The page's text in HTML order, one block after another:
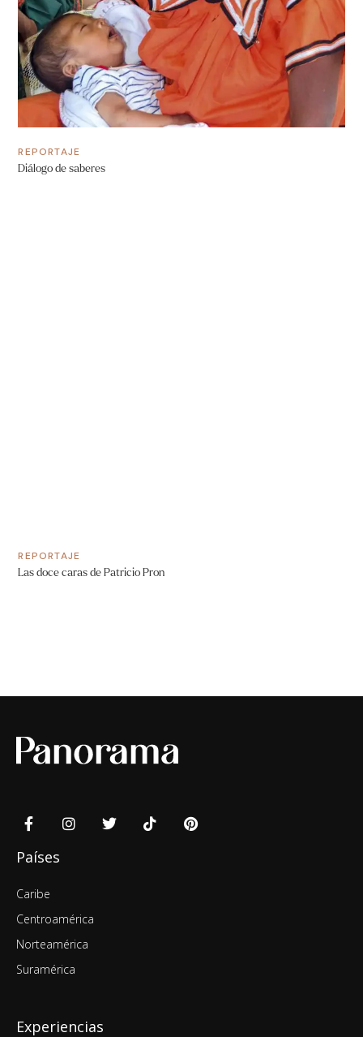
REPORTAJE
Diálogo de saberes
REPORTAJE
Las doce caras de Patricio Pron
Países
Caribe
Centroamérica
Norteamérica
Suramérica
Experiencias